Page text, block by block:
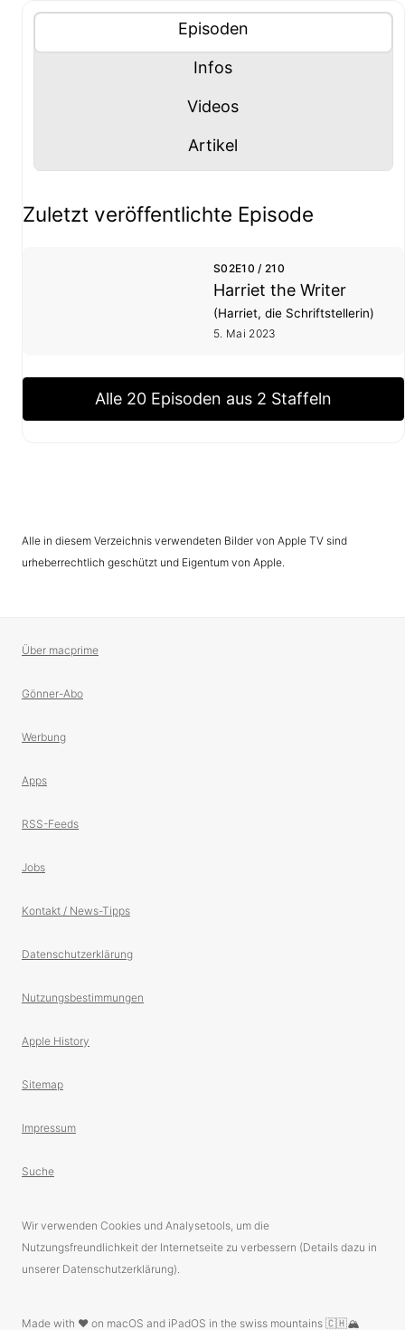
Inhalte (Tabliste)
Tablisten-Hilfe: Benutze die Tablisten-Controls
Tablisten-Controls Panel mit
Episodenanzeigen
Panel mit
Infosanzeigen
Panel mit
Videosanzeigen
Panel mit
Artikel
Zuletzt veröffentlichte Episode
S02E10 / 210
Harriet the Writer
(Harriet, die Schriftstellerin)
5. Mai 2023
Alle 20 Episoden aus 2 Staffeln
Alle in diesem Verzeichnis verwendeten Bilder von Apple TV sind
urheberrechtlich geschützt und Eigentum von Apple.
Über macprime
Gönner-Abo
Werbung
Apps
RSS-Feeds
Jobs
Kontakt / News-Tipps
Datenschutzerklärung
Nutzungsbestimmungen
Apple History
Sitemap
Impressum
Suche
Wir verwenden Cookies und Analysetools, um die
Nutzungsfreundlichkeit der Internetseite zu verbessern (Details dazu in
unserer Datenschutzerklärung).
Made with ❤️ on macOS and iPadOS in the swiss mountains 🇨🇭🏔